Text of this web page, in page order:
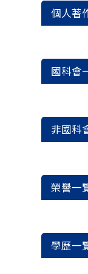
個人著
國科會
非國科
榮譽一
學歷一